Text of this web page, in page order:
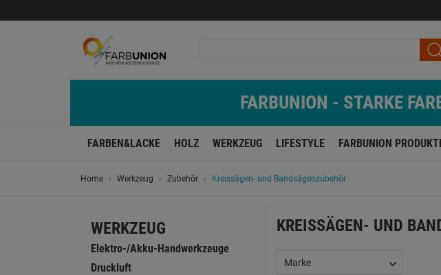
FARBUNION - STARKE
FARBEN&LACKE HOLZ WERKZEUG LIFESTYLE FARBUNION
Home Werkzeug Zubehör Kreissägen- und Bandsägenzubehör
WERKZEUG
Elektro-/Akku-Handwerkzeuge
Druckluft
KREISSÄGEN- UND
Marke